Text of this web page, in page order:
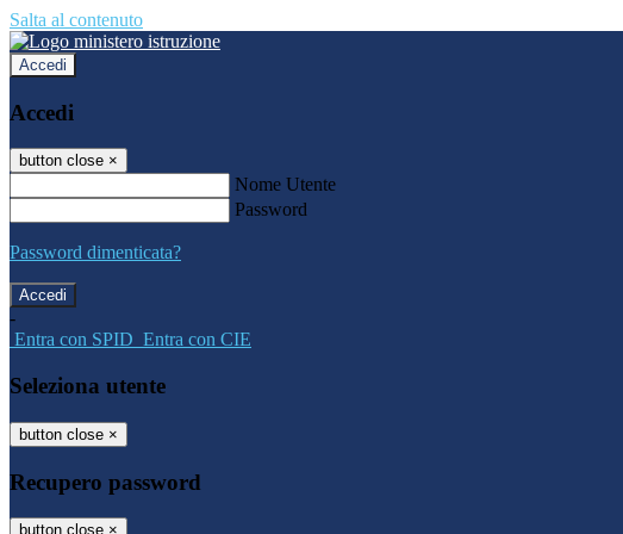
Salta al contenuto
Accedi
Accedi
button close ×
Nome Utente
Password
Password dimenticata?
-
Entra con SPID Entra con CIE
Seleziona utente
button close ×
Recupero password
button close ×